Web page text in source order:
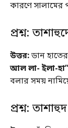
কারণে সালামের
প্রশ্ন:
উত্তর:ডান
আল লা- ইলা-হা”
বলার সময়
প্রশ্ন: